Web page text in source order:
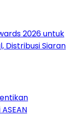
2026 untuk
Distribusi Siaran